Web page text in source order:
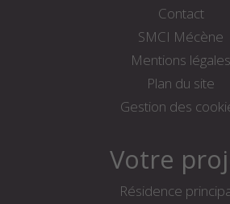
Contact
SMCI Mécène
Mentions légales
Plan du site
Gestion des
Votre
Résidence